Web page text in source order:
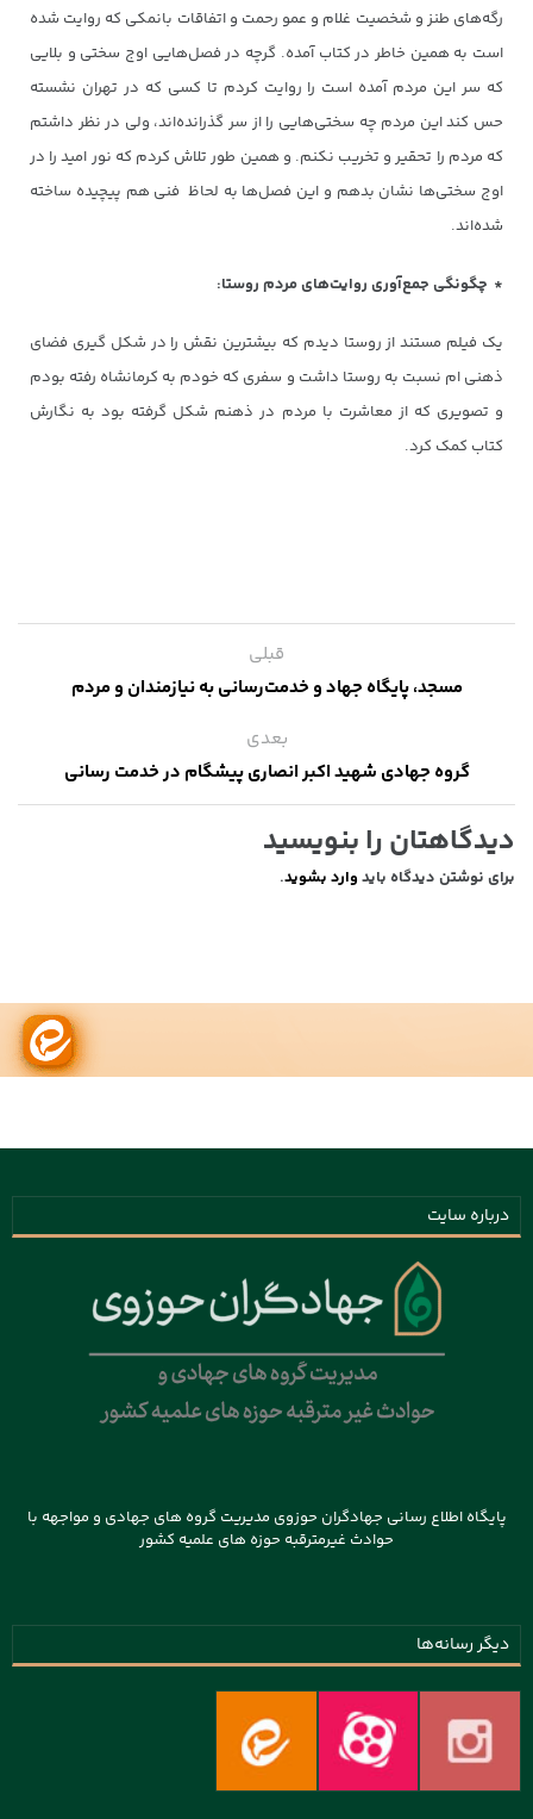
رگه‌های طنز و شخصیت غلام و عمو رحمت و اتفاقات بانمکی که روایت شده
است به همین خاطر در کتاب آمده. گرچه در فصل‌هایی اوج سختی و بلایی
که سر این مردم آمده است را روایت کردم تا کسی که در تهران نشسته
حس کند این مردم چه سختی‌هایی را از سر گذرانده‌اند، ولی در نظر داشتم
که مردم را تحقیر و تخریب نکنم. و همین طور تلاش کردم که نور امید را در
اوج سختی‌ها نشان بدهم و این فصل‌ها به لحاظ فنی هم پیچیده ساخته
شده‌اند.
* چگونگی جمع‌آوری روایت‌های مردم روستا:
یک فیلم مستند از روستا دیدم که بیشترین نقش را در شکل گیری فضای
ذهنی ام نسبت به روستا داشت و سفری که خودم به کرمانشاه رفته بودم
و تصویری که از معاشرت با مردم در ذهنم شکل گرفته بود به نگارش
کتاب کمک کرد.
قبلی
مسجد، پایگاه جهاد و خدمت‌رسانی به نیازمندان و مردم
بعدی
گروه جهادی شهید اکبر انصاری پیشگام در خدمت رسانی
دیدگاهتان را بنویسید
برای نوشتن دیدگاه باید وارد بشوید.
درباره سایت
پایگاه اطلاع رسانی جهادگران حوزوی مدیریت گروه های جهادی و مواجهه با
حوادث غیرمترقبه حوزه های علمیه کشور
دیگر رسانه‌ها